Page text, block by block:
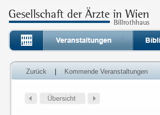
Zurück Kommende Veranstaltungen